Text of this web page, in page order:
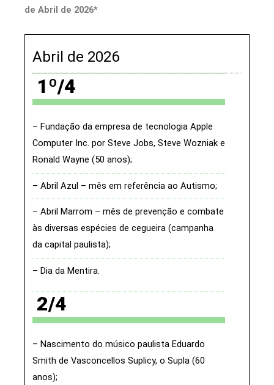
de Abril de 2026*
Abril de 2026
1º/4
Fundação da empresa de tecnologia Apple
Computer Inc. por Steve Jobs, Steve Wozniak e
Ronald Wayne (50 anos)
Abril Azul – mês em referência ao Autismo
Abril Marrom – mês de prevenção e combate
às diversas espécies de cegueira (campanha
da capital paulista)
Dia da Mentira
2/4
Nascimento do músico paulista Eduardo
Smith de Vasconcellos Suplicy, o Supla (60
anos)